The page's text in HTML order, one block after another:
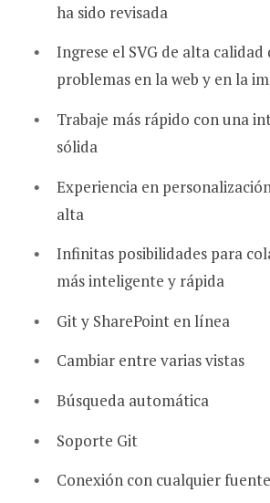
ha sido revisada
Ingrese el SVG de alta calidad
problemas en la web y en la
Trabaje más rápido con una
sólida
Experiencia en
alta
Infinitas posibilidades para
más inteligente y rápida
Git y SharePoint en línea
Cambiar entre varias vistas
Búsqueda automática
Soporte Git
Conexión con cualquier